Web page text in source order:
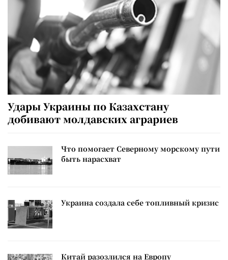
Удары Украины по Казахстану
добивают молдавских аграриев
Что помогает Северному морскому пути
быть нарасхват
Украина создала себе топливный кризис
Китай разозлился на Европу